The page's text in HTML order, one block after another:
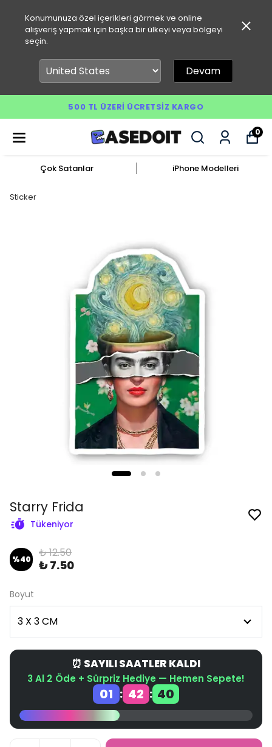
Konumunuza özel içerikleri görmek ve online
alışveriş yapmak için başka bir ülkeyi veya bölgeyi
seçin.
Devam
500 TL ÜZERI ÜCRETSIZ KARGO
0
Çok Satanlar iPhone Modelleri
Sticker
Starry Frida
Tükeniyor
%40 ₺ 12.50
₺ 7.50
Boyut
⏰ SAYILI SAATLER KALDI
3 Al 2 Öde + Sürpriz Hediye — Hemen Sepete!
01 : 42 : 40